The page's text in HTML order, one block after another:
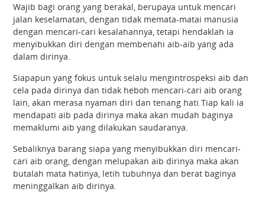
Wajib bagi orang yang berakal, berupaya untuk mencari
jalan keselamatan, dengan tidak memata-matai manusia
dengan mencari-cari kesalahannya, tetapi hendaklah ia
menyibukkan diri dengan membenahi aib-aib yang ada
dalam dirinya.
Siapapun yang fokus untuk selalu mengintrospeksi aib dan
cela pada dirinya dan tidak heboh mencari-cari aib orang
lain, akan merasa nyaman diri dan tenang hati.Tiap kali ia
mendapati aib pada dirinya maka akan mudah baginya
memaklumi aib yang dilakukan saudaranya.
Sebaliknya barang siapa yang menyibukkan diri mencari-
cari aib orang, dengan melupakan aib dirinya maka akan
butalah mata hatinya, letih tubuhnya dan berat baginya
meninggalkan aib dirinya.